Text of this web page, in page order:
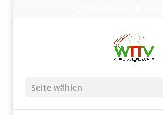
Seite wählen